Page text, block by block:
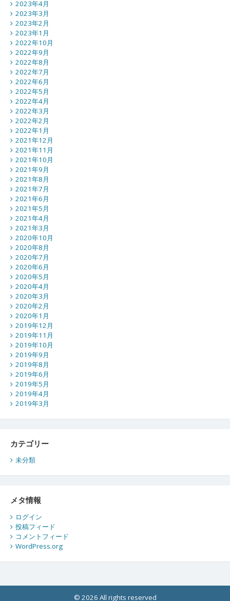
2023年4月
2023年3月
2023年2月
2023年1月
2022年10月
2022年9月
2022年8月
2022年7月
2022年6月
2022年5月
2022年4月
2022年3月
2022年2月
2022年1月
2021年12月
2021年11月
2021年10月
2021年9月
2021年8月
2021年7月
2021年6月
2021年5月
2021年4月
2021年3月
2020年10月
2020年8月
2020年7月
2020年6月
2020年5月
2020年4月
2020年3月
2020年2月
2020年1月
2019年12月
2019年11月
2019年10月
2019年9月
2019年8月
2019年6月
2019年5月
2019年4月
2019年3月
カテゴリー
未分類
メタ情報
ログイン
投稿フィード
コメントフィード
WordPress.org
© 2026 All rights reserved